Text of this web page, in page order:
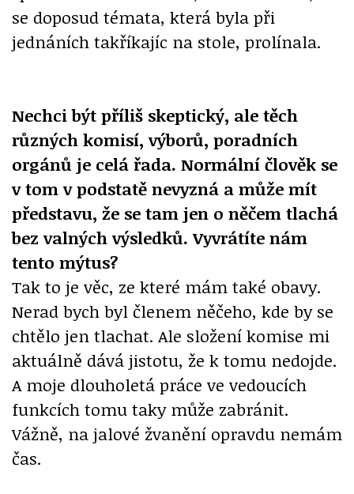
se doposud témata, která byla při
jednáních takříkajíc na stole, prolínala.
Nechci být příliš skeptický, ale těch
různých komisí, výborů, poradních
orgánů je celá řada. Normální člověk se
v tom v podstatě nevyzná a může mít
představu, že se tam jen o něčem tlachá
bez valných výsledků. Vyvrátíte nám
tento mýtus?
Tak to je věc, ze které mám také obavy.
Nerad bych byl členem něčeho, kde by se
chtělo jen tlachat. Ale složení komise mi
aktuálně dává jistotu, že k tomu nedojde.
A moje dlouholetá práce ve vedoucích
funkcích tomu taky může zabránit.
Vážně, na jalové žvanění opravdu nemám
čas.